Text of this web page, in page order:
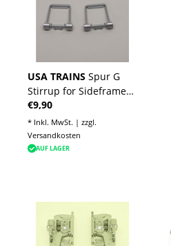
USA TRAINS Spur G
Stirrup for Sideframes-
Anbauteile für
Drehgestellblenden in
silber
€9,90
* Inkl. MwSt. | zzgl.
Versandkosten
AUF LAGER